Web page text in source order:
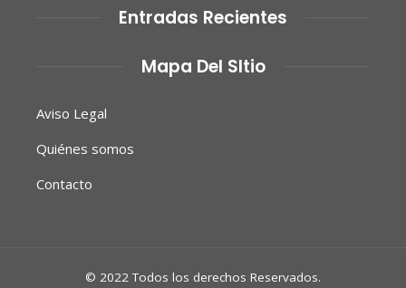
Entradas Recientes
Mapa Del SItio
Aviso Legal
Quiénes somos
Contacto
© 2022 Todos los derechos Reservados.